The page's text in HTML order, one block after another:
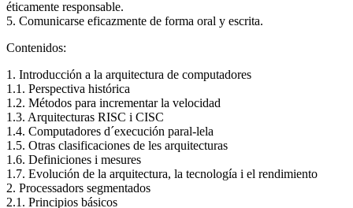
éticamente responsable.
5. Comunicarse eficazmente de forma oral y escrita.
Contenidos:
1. Introducción a la arquitectura de computadores
1.1. Perspectiva histórica
1.2. Métodos para incrementar la velocidad
1.3. Arquitecturas RISC i CISC
1.4. Computadores d´execución paral-lela
1.5. Otras clasificaciones de les arquitecturas
1.6. Definiciones i mesures
1.7. Evolución de la arquitectura, la tecnología i el rendimiento
2. Processadors segmentados
2.1. Principios básicos